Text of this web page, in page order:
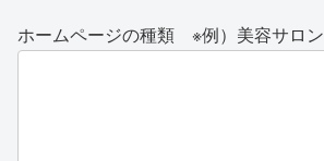
ホームページの種類 ※例）美容サロン